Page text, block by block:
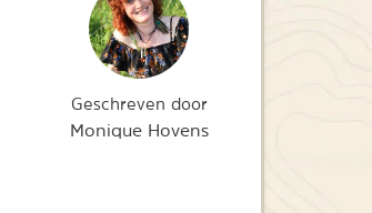
Geschreven door
Monique Hovens